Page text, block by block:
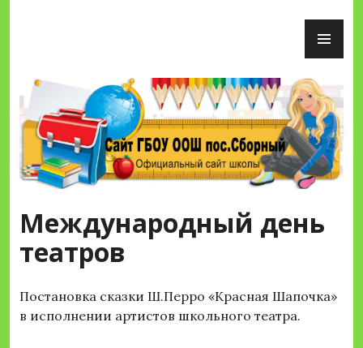
Сайт ГБОУ ООШ пос.Сборный
Международный день
театров
Постановка сказки Ш.Перро «Красная Шапочка»
в исполнении артистов школьного театра.